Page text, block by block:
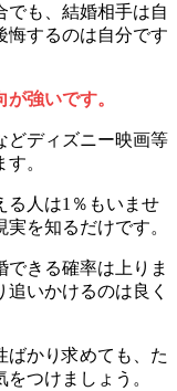
でも、結婚相手は自
悔するのは自分です
が強いです。
どディズニー映画等
。
る人は1％もいませ
を知るだけです。
できる確率は上りま
いかけるのは良く
ばかり求めても、た
つけましょう。